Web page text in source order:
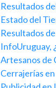
Resultados
Estado del
Resultados
InfoUruguay,
Artesanos de
Cerrajerías